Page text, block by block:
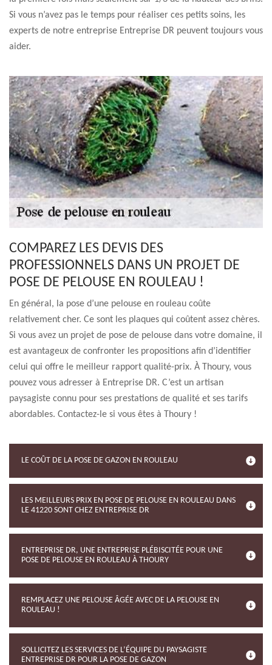
Si vous n’avez pas le temps pour réaliser ces petits soins, les
experts de notre entreprise Entreprise DR peuvent toujours vous
aider.
COMPAREZ LES DEVIS DES
PROFESSIONNELS DANS UN PROJET DE
POSE DE PELOUSE EN ROULEAU !
En général, la pose d’une pelouse en rouleau coûte
relativement cher. Ce sont les plaques qui coûtent assez chères.
Si vous avez un projet de pose de pelouse dans votre domaine, il
est avantageux de confronter les propositions afin d’identifier
celui qui offre le meilleur rapport qualité-prix. À Thoury, vous
pouvez vous adresser à Entreprise DR. C’est un artisan
paysagiste connu pour ses prestations de qualité et ses tarifs
abordables. Contactez-le si vous êtes à Thoury !
LE COÛT DE LA POSE DE GAZON EN ROULEAU
LES MEILLEURS PRIX EN POSE DE PELOUSE EN ROULEAU DANS
LE 41220 SONT CHEZ ENTREPRISE DR
ENTREPRISE DR, UNE ENTREPRISE PLÉBISCITÉE POUR UNE
POSE DE PELOUSE EN ROULEAU À THOURY
REMPLACEZ UNE PELOUSE ÂGÉE AVEC DE LA PELOUSE EN
ROULEAU !
SOLLICITEZ LES SERVICES DE L’ÉQUIPE DU PAYSAGISTE
ENTREPRISE DR POUR LA POSE DE GAZON